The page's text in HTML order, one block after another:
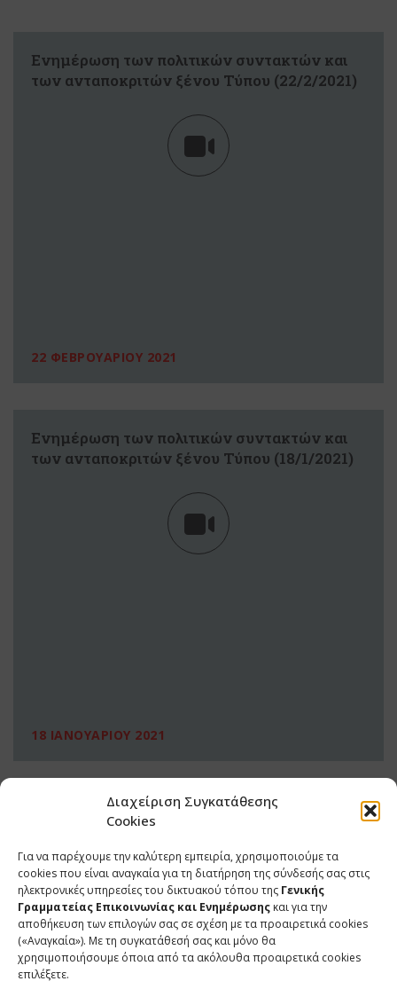
Διαχείριση Συγκατάθεσης
Cookies
Για να παρέχουμε την καλύτερη εμπειρία, χρησιμοποιούμε τα
cookies που είναι αναγκαία για τη διατήρηση της σύνδεσής σας στις
ηλεκτρονικές υπηρεσίες του δικτυακού τόπου της Γενικής
Γραμματείας Επικοινωνίας και Ενημέρωσης και για την
αποθήκευση των επιλογών σας σε σχέση με τα προαιρετικά cookies
(«Αναγκαία»). Με τη συγκατάθεσή σας και μόνο θα
χρησιμοποιήσουμε όποια από τα ακόλουθα προαιρετικά cookies
επιλέξετε.
Eνημέρωση των πολιτικών συντακτών και
των ανταποκριτών ξένου Τύπου (22/2/2021)
22 ΦΕΒΡΟΥΑΡΙΟΥ 2021
Eνημέρωση των πολιτικών συντακτών και
των ανταποκριτών ξένου Τύπου (18/1/2021)
18 ΙΑΝΟΥΑΡΙΟΥ 2021
ΕΠΙΚΟΙΝΩΝΙΑ
Φραγκούδη 11 & Αλεξάνδρου Πάντου